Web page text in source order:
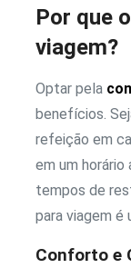
Por que
viagem?
Optar pela
benefícios.
refeição em
em um horário
tempos de
para viagem é
Conforto e